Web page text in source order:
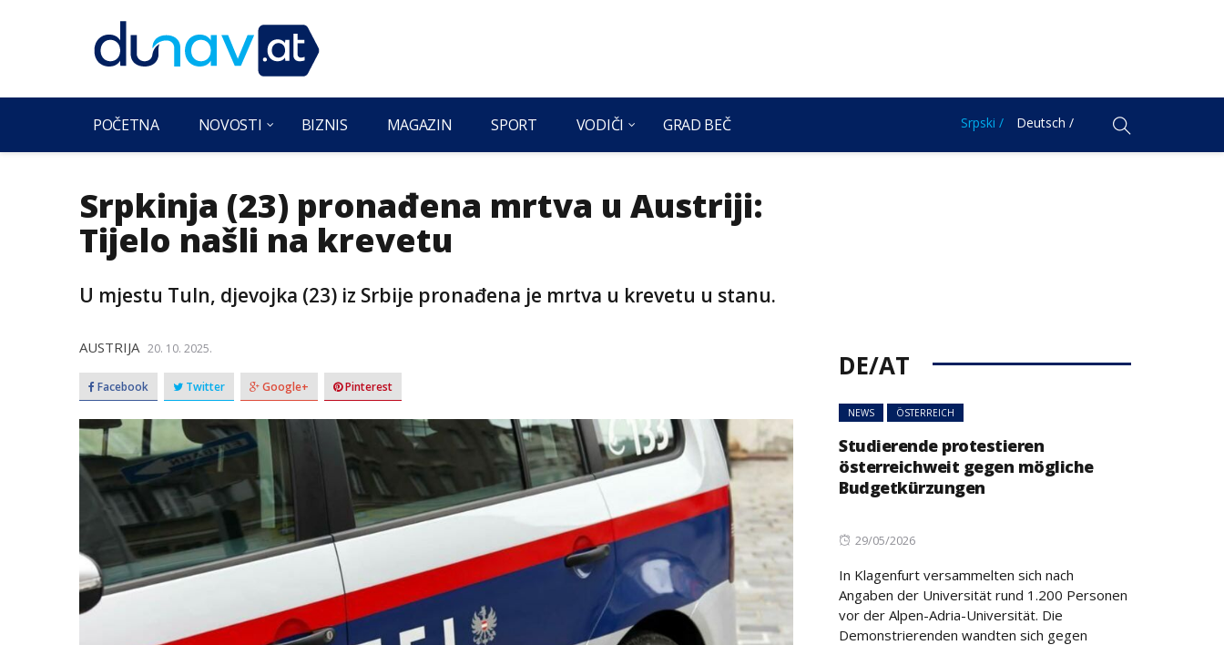
POČETNA NOVOSTI BIZNIS MAGAZIN SPORT VODIČI GRAD BEČ Srpski / Deutsch /
Srpkinja (23) pronađena mrtva u Austriji:
Tijelo našli na krevetu
U mjestu Tuln, djevojka (23) iz Srbije pronađena je mrtva u krevetu u stanu.
AUSTRIJA 20. 10. 2025.
Facebook Twitter Google+ Pinterest
DE/AT
NEWS ÖSTERREICH
Studierende protestieren
österreichweit gegen mögliche
Budgetkürzungen
Posted
29/05/2026
In Klagenfurt versammelten sich nach
Angaben der Universität rund 1.200 Personen
vor der Alpen-Adria-Universität. Die
Demonstrierenden wandten sich gegen